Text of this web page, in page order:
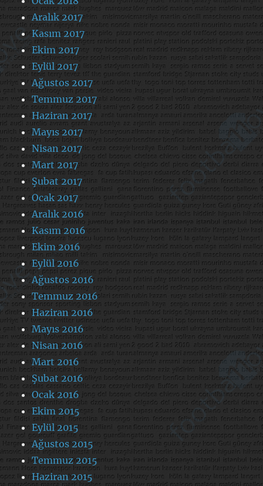
Aralık 2017
Kasım 2017
Ekim 2017
Eylül 2017
Ağustos 2017
Temmuz 2017
Haziran 2017
Mayıs 2017
Nisan 2017
Mart 2017
Şubat 2017
Ocak 2017
Aralık 2016
Kasım 2016
Ekim 2016
Eylül 2016
Ağustos 2016
Temmuz 2016
Haziran 2016
Mayıs 2016
Nisan 2016
Mart 2016
Şubat 2016
Ocak 2016
Ekim 2015
Eylül 2015
Ağustos 2015
Temmuz 2015
Haziran 2015